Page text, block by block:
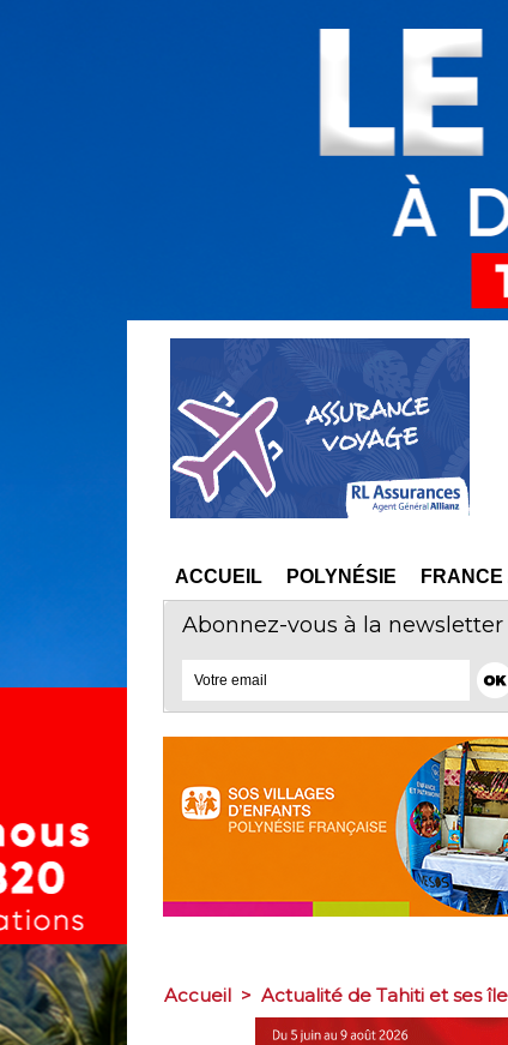
ACCUEIL POLYNÉSIE FRANCE
Abonnez-vous à la newsletter
Accueil > Actualité de Tahiti et ses